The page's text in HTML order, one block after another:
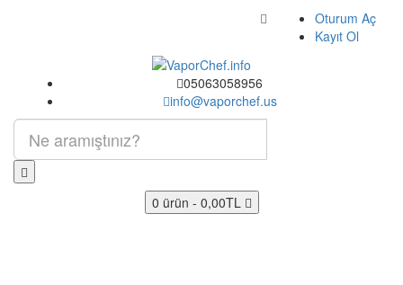
Oturum Aç
Kayıt Ol
05063058956
info@vaporchef.us
0 ürün - 0,00TL